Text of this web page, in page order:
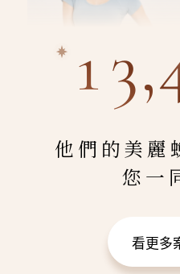
他們的美麗
您一
看更多